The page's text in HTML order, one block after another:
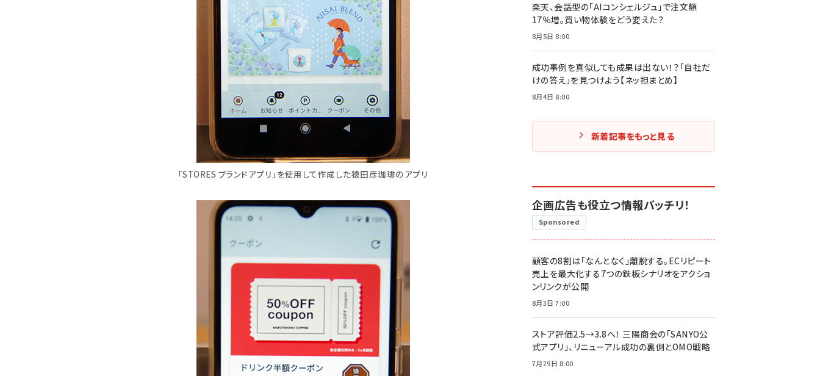
「STORES ブランドアプリ」を使用して作成した猿田彦珈琲のアプリ
楽天、会話型の「AIコンシェルジュ」で注文額
17％増。買い物体験をどう変えた？
8月5日 8:00
成功事例を真似しても成果は出ない！？「自社だ
けの答え」を見つけよう【ネッ担まとめ】
8月4日 8:00
新着記事をもっと見る
企画広告も役立つ情報バッチリ！
Sponsored
顧客の8割は「なんとなく」離脱する。ECリピート
売上を最大化する7つの鉄板シナリオをアクショ
ンリンクが公開
8月3日 7:00
ストア評価2.5→3.8へ！ 三陽商会の「SANYO公
式アプリ」、リニューアル成功の裏側とOMO戦略
7月29日 8:00